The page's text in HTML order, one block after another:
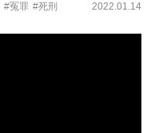
#冤罪 #死刑
2022.01.14